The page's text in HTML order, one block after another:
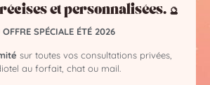
client
être intuitive, mais en
découvert que je recevais aussi
de mes guides ! J’ai compris
et personnalisées. 🔮
OFFRE SPÉCIALE ÉTÉ 2026
sur toutes vos consultations privées,
au forfait, chat ou mail.